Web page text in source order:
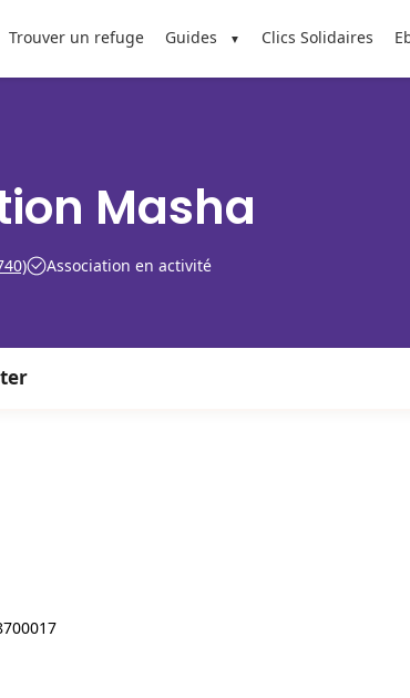
Trouver un refuge Guides Clics Solidaires
Masha
Association en activité